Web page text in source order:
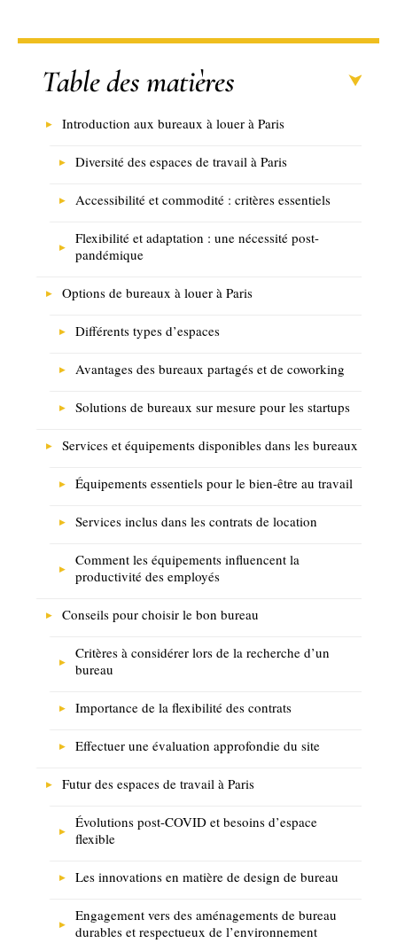
Table des matières
Introduction aux bureaux à louer à Paris
Diversité des espaces de travail à Paris
Accessibilité et commodité : critères essentiels
Flexibilité et adaptation : une nécessité post-
pandémique
Options de bureaux à louer à Paris
Différents types d’espaces
Avantages des bureaux partagés et de coworking
Solutions de bureaux sur mesure pour les startups
Services et équipements disponibles dans les bureaux
Équipements essentiels pour le bien-être au travail
Services inclus dans les contrats de location
Comment les équipements influencent la
productivité des employés
Conseils pour choisir le bon bureau
Critères à considérer lors de la recherche d’un
bureau
Importance de la flexibilité des contrats
Effectuer une évaluation approfondie du site
Futur des espaces de travail à Paris
Évolutions post-COVID et besoins d’espace
flexible
Les innovations en matière de design de bureau
Engagement vers des aménagements de bureau
durables et respectueux de l’environnement